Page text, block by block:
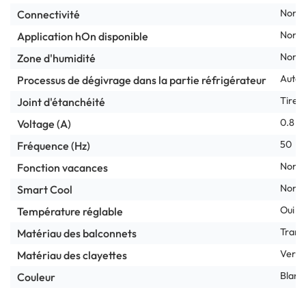
Connectivité Non
Application hOn disponible Non
Zone d'humidité Non
Processus de dégivrage dans la partie réfrigérateur
Joint d'étanchéité Tirer
Voltage (A) 0.8
Fréquence (Hz) 50
Fonction vacances Non
Smart Cool Non
Température réglable Oui
Matériau des balconnets
Matériau des clayettes Verre
Couleur Blanc